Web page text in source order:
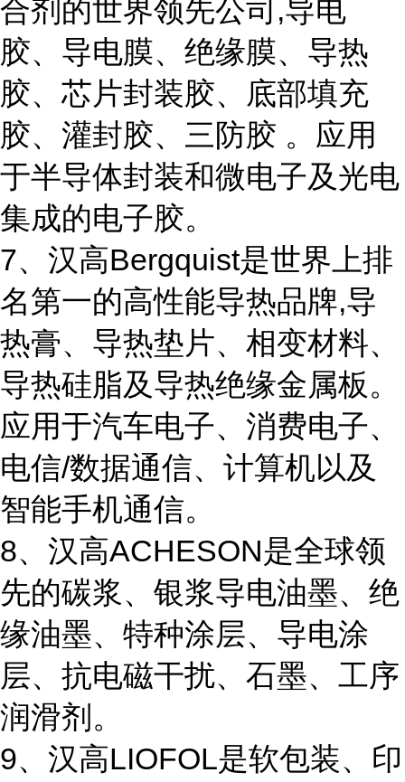
合剂的世界领先公司,导电
胶、导电膜、绝缘膜、导热
胶、芯片封装胶、底部填充
胶、灌封胶、三防胶 。应用
于半导体封装和微电子及光电
集成的电子胶。
7、汉高Bergquist是世界上排
名第一的高性能导热品牌,导
热膏、导热垫片、相变材料、
导热硅脂及导热绝缘金属板。
应用于汽车电子、消费电子、
电信/数据通信、计算机以及
智能手机通信。
8、汉高ACHESON是全球领
先的碳浆、银浆导电油墨、绝
缘油墨、特种涂层、导电涂
层、抗电磁干扰、石墨、工序
润滑剂。
9、汉高LIOFOL是软包装、印